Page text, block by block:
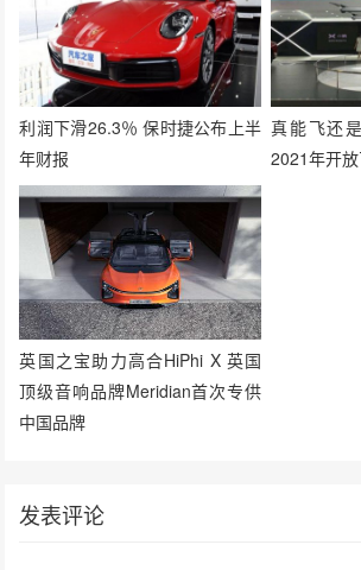
利润下滑26.3％ 保时捷公布上半
年财报
真能飞还
2021年开
英国之宝助力高合HiPhi X 英国
顶级音响品牌Meridian首次专供
中国品牌
发表评论